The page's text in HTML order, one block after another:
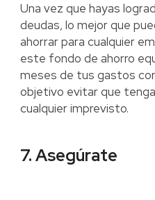
Una vez que hayas
deudas, lo mejor que
ahorrar para cualquier
este fondo de ahorro
meses de tus gastos
objetivo evitar que
cualquier imprevisto.
7. Asegúrate